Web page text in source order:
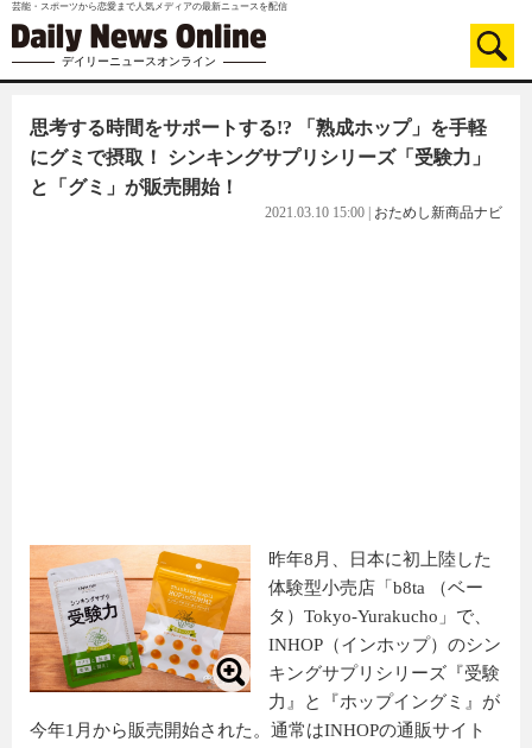
芸能・スポーツから恋愛まで人気メディアの最新ニュースを配信
デイリーニュースオンライン
思考する時間をサポートする!? 「熟成ホップ」を手軽
にグミで摂取！ シンキングサプリシリーズ「受験力」
と「グミ」が販売開始！
2021.03.10 15:00 おためし新商品ナビ
昨年8月、日本に初上陸した
体験型小売店「b8ta （ベー
タ）Tokyo-Yurakucho」で、
INHOP（インホップ）のシン
キングサプリシリーズ『受験
力』と『ホップイングミ』が
今年1月から販売開始された。通常はINHOPの通販サイト